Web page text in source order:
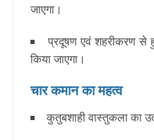
जाएगा।
प्रदूषण एवं शहरीकरण से
किया जाएगा।
चार कमान का महत्व
कुतुबशाही वास्तुकला का